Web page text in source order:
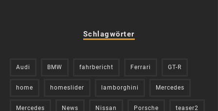
Schlagwörter
Audi BMW fahrbericht Ferrari GT-R
home homeslider lamborghini Mercedes
Mercedes News Nissan Porsche teaser2